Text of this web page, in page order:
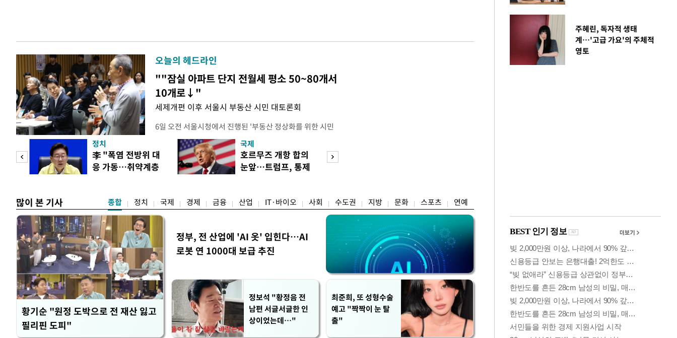
오늘의 헤드라인
""잠실 아파트 단지 전월세 평소 50~80개서
10개로↓"
세제개편 이후 서울시 부동산 시민 대토론회
6일 오전 서울시청에서 진행된 '부동산 정상화를 위한 시민
대토론회'에서는 정부의 세제개편안에 대한 불만과 지적이
이어졌다. 이날 토론회에는 보유 주택에 거주하지 않는 1주
택자와 무주택 청년, 민간임대사업자 등 시민과 전문가, 크
리에이터 등 50여 명이 참석했다. 잠실에서 21년째 공인중
택
정치
李 "폭염 전방위 대
응 가동…취약계층
국제
호르무즈 개항 합의
눈앞…트럼프, 통제
많이 본 기사 종합 정치 국제 경제 금융 산업 IT·바이오 사회 수도권 지방 문화 스포츠 연예
황기순 "원정 도박으로 전 재산 잃고
필리핀 도피"
정부, 전 산업에 'AI 옷' 입힌다…AI
로봇 연 1000대 보급 추진
정보석 "황정음 전
남편 서글서글한 인
상이었는데…"
최준희, 또 성형수술
예고 "짝짝이 눈 탈
출"
주혜린, 독자적 생태
계…'고급 가요'의 주체적
영토